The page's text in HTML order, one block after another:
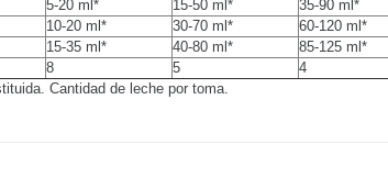
5-20 ml* 15-50 ml* 35-90 ml*
10-20 ml* 30-70 ml* 60-120 ml*
15-35 ml* 40-80 ml* 85-125 ml*
8 5 4
Cantidad de leche por toma.